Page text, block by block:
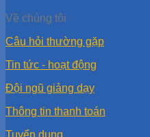
Về chúng tôi
Câu hỏi thường gặp
Tin tức - hoạt động
Đội ngũ giảng dạy
Thông tin thanh toán